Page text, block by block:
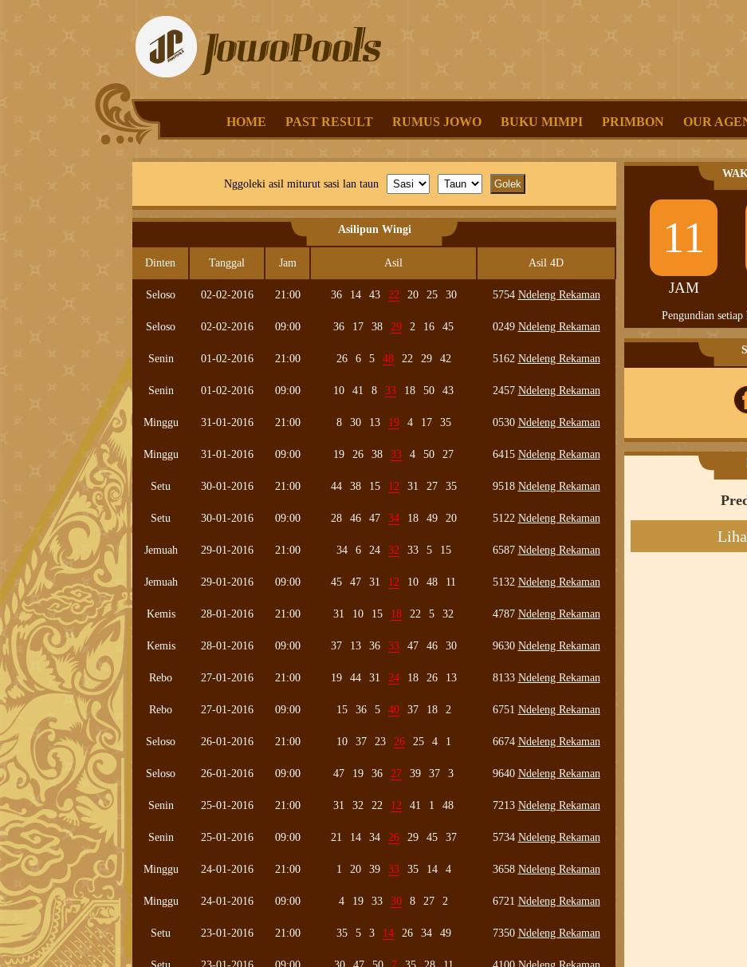
HOME PAST RESULT RUMUS JOWO BUKU MIMPI PRIMBON OUR
Nggoleki asil miturut sasi lan taun
Asilipun Wingi
Dinten Tanggal Jam Asil Asil 4D
Seloso 02-02-2016 21:00 36 14 43 22 20 25 30 5754 Ndeleng Rekaman
Seloso 02-02-2016 09:00 36 17 38 29 2 16 45 0249 Ndeleng Rekaman
Senin 01-02-2016 21:00 26 6 5 48 22 29 42 5162 Ndeleng Rekaman
Senin 01-02-2016 09:00 10 41 8 33 18 50 43 2457 Ndeleng Rekaman
Minggu 31-01-2016 21:00 8 30 13 19 4 17 35 0530 Ndeleng Rekaman
Minggu 31-01-2016 09:00 19 26 38 33 4 50 27 6415 Ndeleng Rekaman
Setu 30-01-2016 21:00 44 38 15 12 31 27 35 9518 Ndeleng Rekaman
Setu 30-01-2016 09:00 28 46 47 34 18 49 20 5122 Ndeleng Rekaman
Jemuah 29-01-2016 21:00 34 6 24 32 33 5 15 6587 Ndeleng Rekaman
Jemuah 29-01-2016 09:00 45 47 31 12 10 48 11 5132 Ndeleng Rekaman
Kemis 28-01-2016 21:00 31 10 15 18 22 5 32 4787 Ndeleng Rekaman
Kemis 28-01-2016 09:00 37 13 36 33 47 46 30 9630 Ndeleng Rekaman
Rebo 27-01-2016 21:00 19 44 31 24 18 26 13 8133 Ndeleng Rekaman
Rebo 27-01-2016 09:00 15 36 5 40 37 18 2 6751 Ndeleng Rekaman
Seloso 26-01-2016 21:00 10 37 23 26 25 4 1 6674 Ndeleng Rekaman
Seloso 26-01-2016 09:00 47 19 36 27 39 37 3 9640 Ndeleng Rekaman
Senin 25-01-2016 21:00 31 32 22 12 41 1 48 7213 Ndeleng Rekaman
Senin 25-01-2016 09:00 21 14 34 26 29 45 37 5734 Ndeleng Rekaman
Minggu 24-01-2016 21:00 1 20 39 33 35 14 4 3658 Ndeleng Rekaman
Minggu 24-01-2016 09:00 4 19 33 30 8 27 2 6721 Ndeleng Rekaman
Setu 23-01-2016 21:00 35 5 3 14 26 34 49 7350 Ndeleng Rekaman
11
JAM
Pengundian